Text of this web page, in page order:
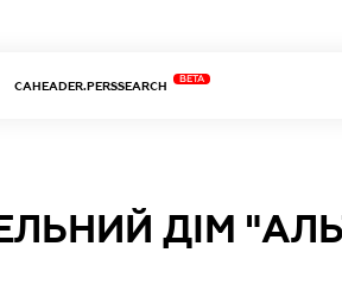
CAHEADER.PERSSEARCH
BETA
ДІМ